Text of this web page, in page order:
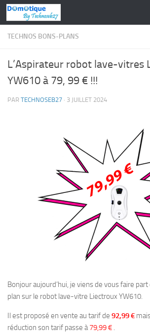
Skip to content
TECHNOS BONS-PLANS
L’Aspirateur robot lave-vitres
YW610 à 79, 99 € !!!
PAR TECHNOSEB27 · 3 JUILLET 2024
Bonjour aujourd’hui, je viens de vous faire
plan sur le robot lave-vitre Liectroux YW610.
Il est proposé en vente au tarif de 92,99 €
réduction son tarif passe à79,99 € .